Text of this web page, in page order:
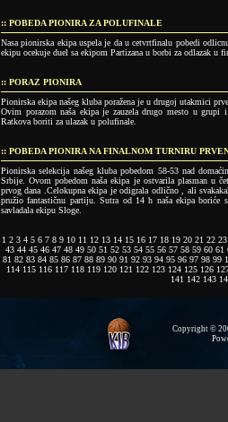
:: POBEDA PIONIRA ZA POLUFINALE
Nasa pionirska ekipa uspela je da u cetvrtfinalu pobedi
ekipu ocekuje duel sa ekipom Partizana u borbi za odlazak
:: PORAZ PIONIRA
Pionirska ekipa našeg kluba poražena je u drugoj utakmici
Ovim porazom naša ekipa je zauzela drugo mesto u
Ratkova boriti za ulazak u polufinale.
:: POBEDA PIONIRA NA FINALNOM TURNIRU
Pionirska selekcija našeg kluba pobedom 58-53 nad
Srbije. Ovom pobedom naša ekipa je ostvarila plasman u
prvog dana .Celokupna ekipa je odigrala odlično , ali
pružio fantastičnu partiju. Sutra od 14 h naša ekipa
savladala ekipu Sloge.
1 2 3 4 5 6 7 8 9 10 11 12 13 14 15 16 17 18 19 20 21 22 23
43 44 45 46 47 48 49 50 51 52 53 54 55 56 57 58 59 60 61
81 82 83 84 85 86 87 88 89 90 91 92 93 94 95 96 97 98 99
114 115 116 117 118 119 120 121 122 123 124 125 126
141 142 143
Copyright ©